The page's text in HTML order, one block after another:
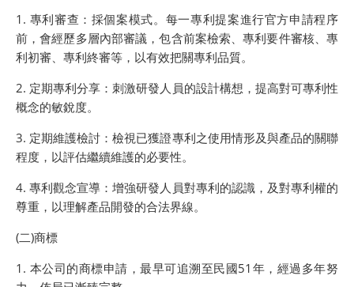
1. 專利審查：採個案模式。每一專利提案進行官方申請程序
前，會經歷多層內部審議，包含前案檢索、專利要件審核、專
利初審、專利終審等，以有效把關專利品質。
2. 定期專利分享：刺激研發人員的設計構想，提高對可專利性
概念的敏銳度。
3. 定期維護檢討：檢視已獲證專利之使用情形及與產品的關聯
程度，以評估繼續維護的必要性。
4. 專利觀念宣導：增強研發人員對專利的認識，及對專利權的
尊重，以理解產品開發的合法界線。
(二)商標
1. 本公司的商標申請，最早可追溯至民國51年，經過多年努